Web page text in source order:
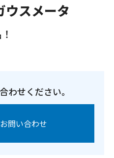
ウスメータ
わせください。
問い合わせ